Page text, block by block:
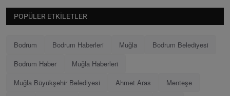
POPÜLER ETKILETLER
Bodrum Bodrum Haberleri Muğla
Bodrum Belediyesi
Bodrum Haber
Muğla Haberleri
Muğla Büyükşehir Belediyesi
Ahmet Aras
Menteşe